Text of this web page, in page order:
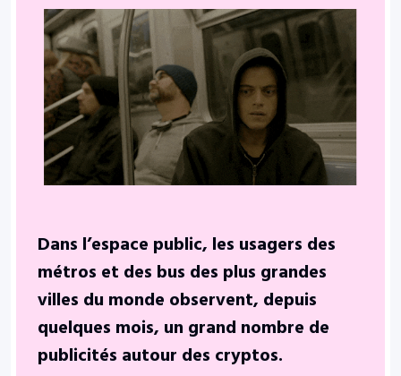
Dans l’espace public, les usagers des
métros et des bus des plus grandes
villes du monde observent, depuis
quelques mois, un grand nombre de
publicités autour des cryptos.